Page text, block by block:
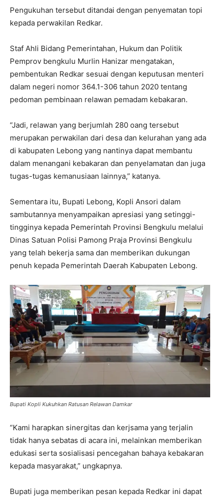
Pengukuhan tersebut ditandai dengan penyematan topi
kepada perwakilan Redkar.
Staf Ahli Bidang Pemerintahan, Hukum dan Politik
Pemprov bengkulu Murlin Hanizar mengatakan,
pembentukan Redkar sesuai dengan keputusan menteri
dalam negeri nomor 364.1-306 tahun 2020 tentang
pedoman pembinaan relawan pemadam kebakaran.
“Jadi, relawan yang berjumlah 280 oang tersebut
merupakan perwakilan dari desa dan kelurahan yang ada
di kabupaten Lebong yang nantinya dapat membantu
dalam menangani kebakaran dan penyelamatan dan juga
tugas-tugas kemanusiaan lainnya,” katanya.
Sementara itu, Bupati Lebong, Kopli Ansori dalam
sambutannya menyampaikan apresiasi yang setinggi-
tingginya kepada Pemerintah Provinsi Bengkulu melalui
Dinas Satuan Polisi Pamong Praja Provinsi Bengkulu
yang telah bekerja sama dan memberikan dukungan
penuh kepada Pemerintah Daerah Kabupaten Lebong.
Bupati Kopli Kukuhkan Ratusan Relawan Damkar
“Kami harapkan sinergitas dan kerjsama yang terjalin
tidak hanya sebatas di acara ini, melainkan memberikan
edukasi serta sosialisasi pencegahan bahaya kebakaran
kepada masyarakat,” ungkapnya.
Bupati juga memberikan pesan kepada Redkar ini dapat